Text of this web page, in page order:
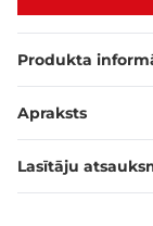
Produkta
Apraksts
Lasītāju